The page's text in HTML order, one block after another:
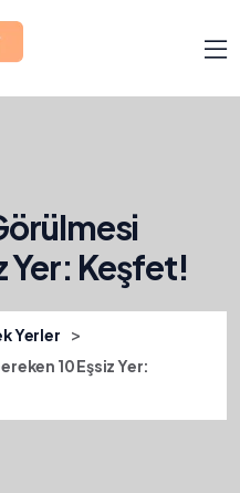
Yer: Keşfet!
Yerler >
10 Eşsiz Yer: